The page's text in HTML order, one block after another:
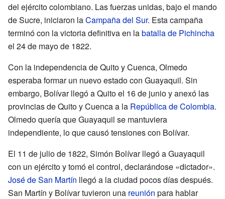
del ejército colombiano. Las fuerzas unidas, bajo el mando
de Sucre, iniciaron laCampaña del Sur. Esta campaña
terminó con la victoria definitiva en labatalla de Pichincha
el 24 de mayo de 1822.
Con la independencia de Quito y Cuenca, Olmedo
esperaba formar un nuevo estado con Guayaquil. Sin
embargo, Bolívar llegó a Quito el 16 de junio y anexó las
provincias de Quito y Cuenca a la República de Colombia.
Olmedo quería que Guayaquil se mantuviera
independiente, lo que causó tensiones con Bolívar.
El 11 de julio de 1822, Simón Bolívar llegó a Guayaquil
con un ejército y tomó el control, declarándose «dictador».
José de San Martín llegó a la ciudad pocos días después.
San Martín y Bolívar tuvieron una reunión para hablar